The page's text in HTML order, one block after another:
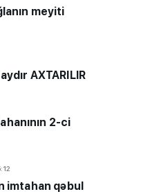
meyiti
AXTARILIR
2-ci
imtahan qəbul